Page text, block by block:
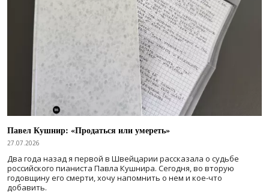
Павел Кушнир: «Продаться или умереть»
27.07.2026
Два года назад я первой в Швейцарии рассказала о судьбе
российского пианиста Павла Кушнира. Сегодня, во вторую
годовщину его смерти, хочу напомнить о нем и кое-что
добавить.